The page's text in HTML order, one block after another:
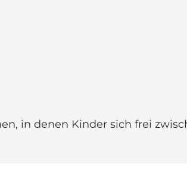
in denen Kinder sich frei